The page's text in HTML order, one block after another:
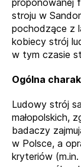
proponowanej
stroju w
pochodzące z
kobiecy strój
w tym czasie
Ogólna
Ludowy strój
małopolskich,
badaczy
w Polsce, a
kryteriów